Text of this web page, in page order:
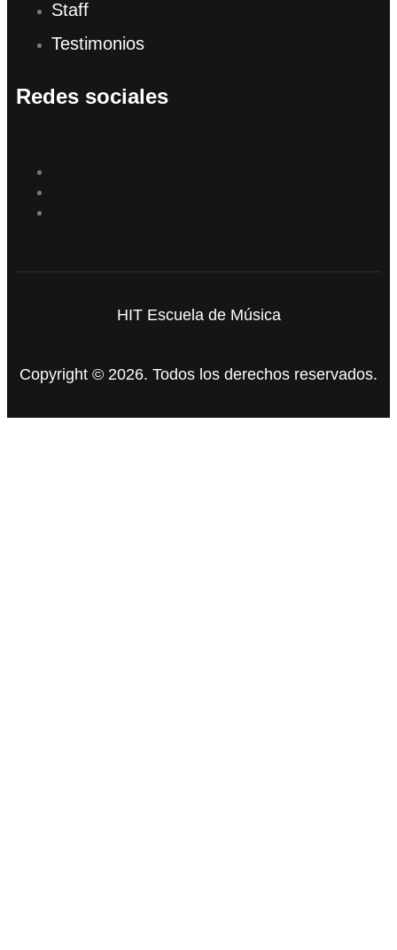
Staff
Testimonios
Redes sociales
HIT Escuela de Música
Copyright © 2026. Todos los derechos reservados.